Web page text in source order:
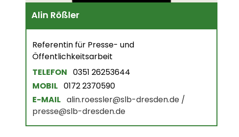
Alin Rößler
Referentin für Presse- und
Öffentlichkeitsarbeit
TELEFON 0351 26253644
MOBIL 0172 2370590
E-MAIL alin.roessler@slb-dresden.de /
presse@slb-dresden.de